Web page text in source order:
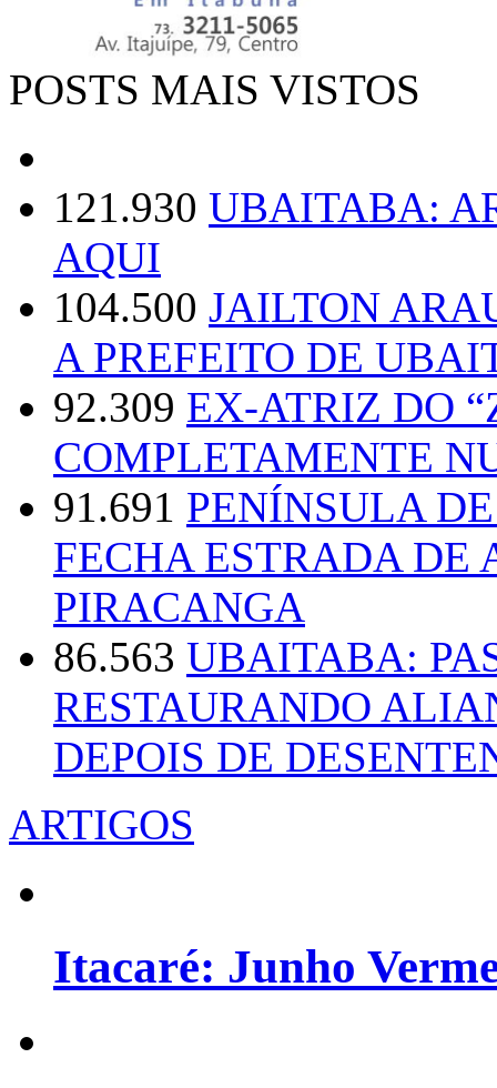
POSTS MAIS VISTOS
121.930 UBAITABA:
AQUI
104.500 JAILTON
A PREFEITO DE
92.309 EX-ATRIZ DO
COMPLETAMENTE
91.691 PENÍNSULA
FECHA ESTRADA DE
PIRACANGA
86.563 UBAITABA:
RESTAURANDO
DEPOIS DE
ARTIGOS
Itacaré: Junho